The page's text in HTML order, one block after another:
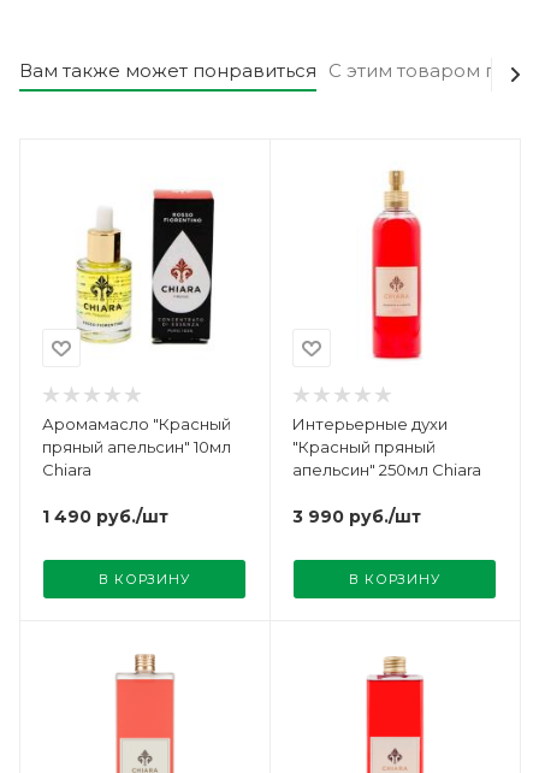
Вам также может понравиться С этим товаром
Аромамасло "Красный
пряный апельсин" 10мл
Chiara
1 490 руб./шт
В КОРЗИНУ
Интерьерные духи
"Красный пряный
апельсин" 250мл Chiara
3 990 руб./шт
В КОРЗИНУ